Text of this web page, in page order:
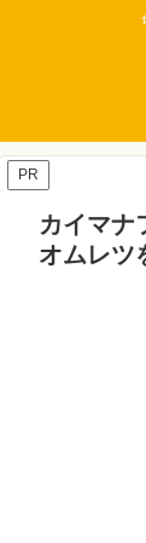
PR
カイマ
オムレツ